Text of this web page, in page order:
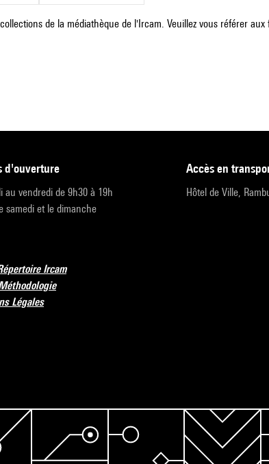
de la médiathèque de l'Ircam. Veuillez vous référer
d'ouverture
au vendredi de 9h30 à 19h
samedi et le dimanche
accès en
Hôtel de Ville,
Ircam
Légales